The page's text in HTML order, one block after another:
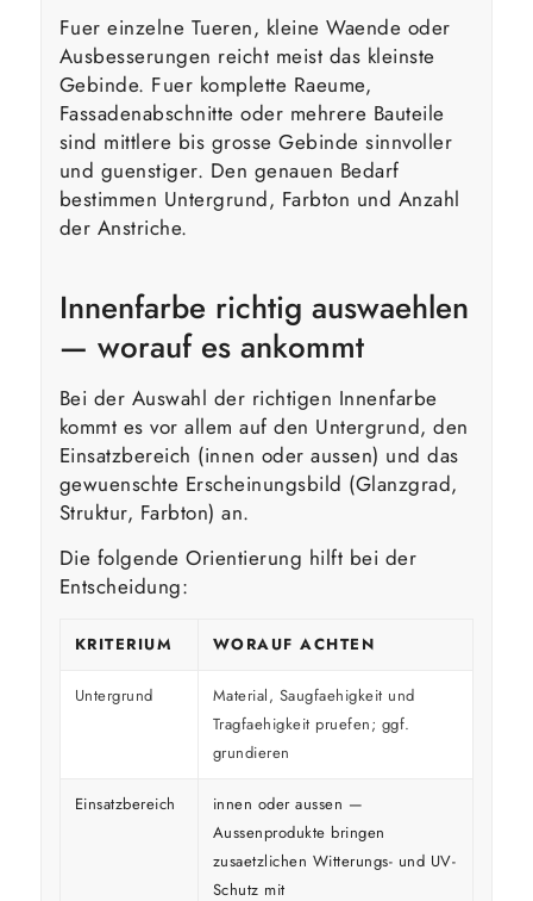
Fuer einzelne Tueren, kleine Waende oder
Ausbesserungen reicht meist das kleinste
Gebinde. Fuer komplette Raeume,
Fassadenabschnitte oder mehrere Bauteile
sind mittlere bis grosse Gebinde sinnvoller
und guenstiger. Den genauen Bedarf
bestimmen Untergrund, Farbton und Anzahl
der Anstriche.
Innenfarbe richtig auswaehlen
— worauf es ankommt
Bei der Auswahl der richtigen Innenfarbe
kommt es vor allem auf den Untergrund, den
Einsatzbereich (innen oder aussen) und das
gewuenschte Erscheinungsbild (Glanzgrad,
Struktur, Farbton) an.
Die folgende Orientierung hilft bei der
Entscheidung:
KRITERIUM WORAUF ACHTEN
Untergrund
Material, Saugfaehigkeit und
Tragfaehigkeit pruefen; ggf.
grundieren
Einsatzbereich
innen oder aussen —
Aussenprodukte bringen
zusaetzlichen Witterungs- und UV-
Schutz mit